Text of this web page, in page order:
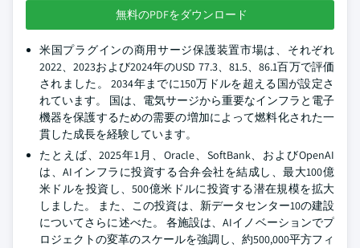
無料のPDFをダウンロード
米国プラグインの商用サージ保護装置市場は、それぞれ
2022、2023および2024年のUSD 77.3、81.5、86.1百万で評価
されました。 2034年までに150万ドルを超える国が設定さ
れています。 国は、電気サージから重要なインフラと電子
機器を保護するための需要の増加によって燃料化された一
貫した成長を経験しています。
たとえば、2025年1月、Oracle、SoftBank、およびOpenAI
は、AIインフラに投資する合弁会社を結成し、最大100億
米ドルを投資し、500億米ドルに投資する潜在規模を拡大
しました。 また、この投資は、新データセンター10の建設
についてさらに述べた。 各施設は、AIイノベーションでプ
ロジェクトの変革のスケールを強調し、約500,000平方フィ